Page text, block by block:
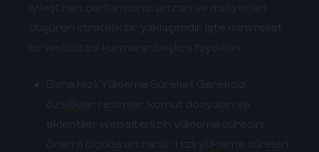
iyileştiren, performansı artıran ve maliyetleri
düşüren stratejik bir yaklaşımdır. İşte minimalist
bir web sitesi kurmanın başlıca faydaları:
Daha Hızlı Yükleme Süreleri: Gereksiz
özellikler, resimler, komut dosyaları ve
eklentiler web sitenizin yükleme süresini
önemli ölçüde artırabilir. Hızlı yükleme süreleri,